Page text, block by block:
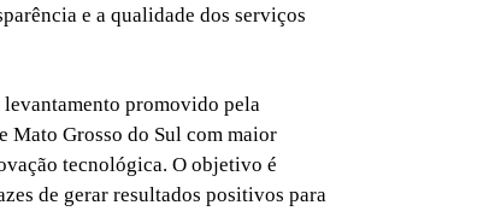
e a qualidade dos serviços
promovido pela
Mato Grosso do Sul com maior
tecnológica. O objetivo é
de gerar resultados positivos para